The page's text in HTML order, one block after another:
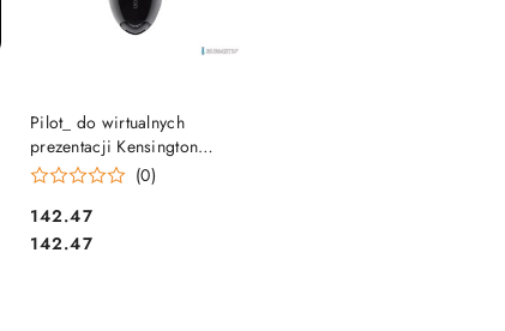
Pilot_ do wirtualnych
prezentacji Kensington
Ultimate Presenter, czarny
(0)
Cena:
142.47
Cena:
142.47
DO KOSZYKA